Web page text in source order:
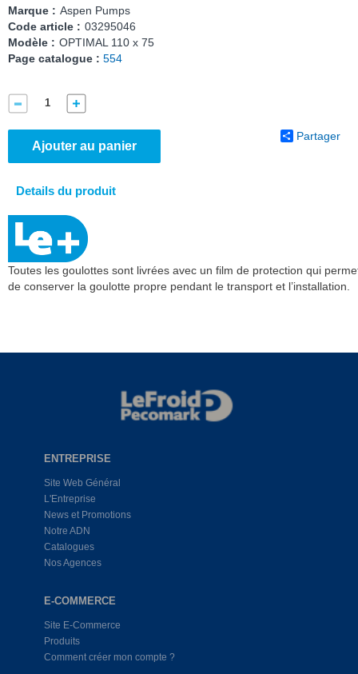
Marque : Aspen Pumps
Code article : 03295046
Modèle : OPTIMAL 110 x 75
Page catalogue : 554
Ajouter au panier
Partager
Details du produit
Toutes les goulottes sont livrées avec un film de protection qui
de conserver la goulotte propre pendant le transport et l’installation.
ENTREPRISE
Site Web Général
L'Entreprise
News et Promotions
Notre ADN
Catalogues
Nos Agences
E-COMMERCE
Site E-Commerce
Produits
Comment créer mon compte ?